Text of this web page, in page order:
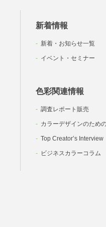
新着情報
新着・お知らせ一覧
イベント・セミナー
色彩関連情報
調査レポート販売
カラーデザインのため
Top Creator’s Interview
ビジネスカラーコラム